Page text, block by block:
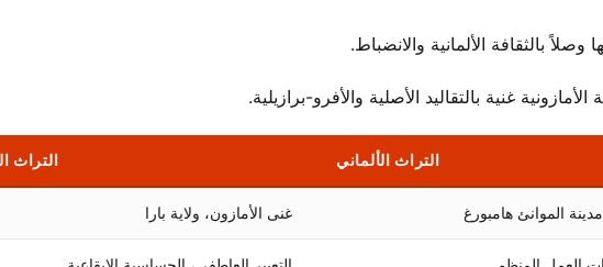
غنية بالتقاليد الأصلية والأفرو-برازيلية.
التراث الألماني التراث
مدينة الموانئ هامبورغ غنى الأمازون، ولاية بارا